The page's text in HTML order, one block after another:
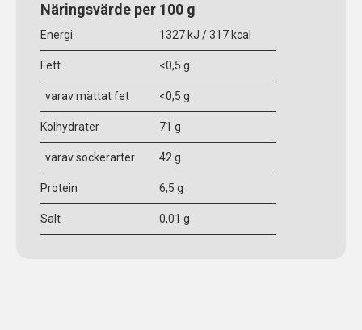
Näringsvärde per 100 g
Energi 1327 kJ / 317 kcal
Fett <0,5 g
varav mättat fet <0,5 g
Kolhydrater 71 g
varav sockerarter 42 g
Protein 6,5 g
Salt 0,01 g